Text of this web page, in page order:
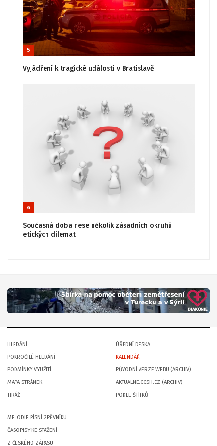
5
Vyjádření k tragické události v Bratislavě
6
Současná doba nese několik zásadních okruhů
etických dilemat
HLEDÁNÍ
POKROČILÉ HLEDÁNÍ
PODMÍNKY VYUŽITÍ
MAPA STRÁNEK
TIRÁŽ
ÚŘEDNÍ DESKA
KALENDÁŘ
PŮVODNÍ VERZE WEBU (ARCHIV)
AKTUALNE.CCSH.CZ (ARCHIV)
PODLE ŠTÍTKŮ
MELODIE PÍSNÍ ZPĚVNÍKU
ČASOPISY KE STAŽENÍ
Z ČESKÉHO ZÁPASU